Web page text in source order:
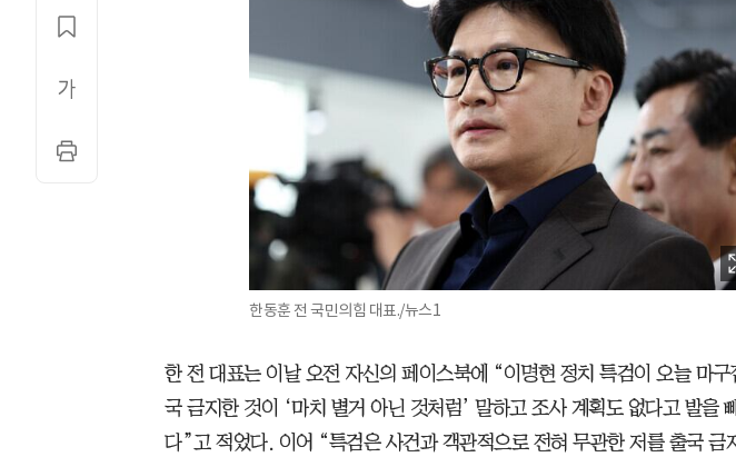
한동훈 전 국민의힘 대표./뉴스1
한 전 대표는 이날 오전 자신의 페이스북에 “이명현 정치 특검이 오늘 마구
국 금지한 것이 ‘마치 별거 아닌 것처럼’ 말하고 조사 계획도 없다고 발을
다”고 적었다. 이어 “특검은 사건과 객관적으로 전혀 무관한 저를 출국 금